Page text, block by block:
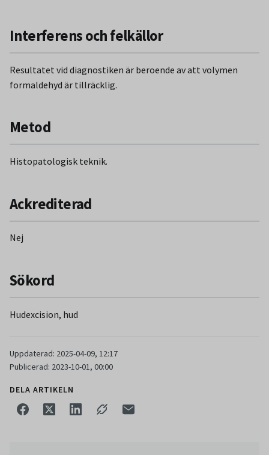
Interferens och felkällor
Resultatet vid diagnostiken är beroende av att volymen
formaldehyd är tillräcklig.
Metod
Histopatologisk teknik.
Ackrediterad
Nej
Sökord
Hudexcision, hud
Uppdaterad: 2025-04-09, 12:17
Publicerad: 2023-10-01, 00:00
DELA ARTIKELN